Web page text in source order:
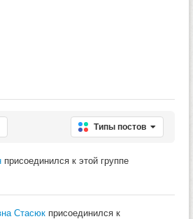
Типы постов
присоединился к этой группе
Стасюк присоединился к